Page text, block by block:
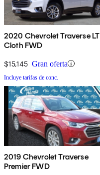
2020 Chevrolet Traverse LT
Cloth FWD
$15,145 Gran oferta
Incluye tarifas de conc.
2019 Chevrolet Traverse
Premier FWD